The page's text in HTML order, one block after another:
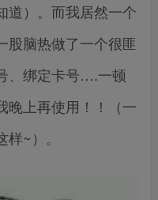
道）。而我居然一个
股脑热做了一个很匪
、绑定卡号….一顿
晚上再使用！！（一
~）。